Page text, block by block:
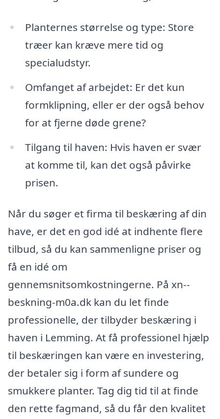
Planternes størrelse og type: Store
træer kan kræve mere tid og
specialudstyr.
Omfanget af arbejdet: Er det kun
formklipning, eller er der også behov
for at fjerne døde grene?
Tilgang til haven: Hvis haven er svær
at komme til, kan det også påvirke
prisen.
Når du søger et firma til beskæring af din
have, er det en god idé at indhente flere
tilbud, så du kan sammenligne priser og
få en idé om
gennemsnitsomkostningerne. På xn--
beskning-m0a.dk kan du let finde
professionelle, der tilbyder beskæring i
haven i Lemming. At få professionel hjælp
til beskæringen kan være en investering,
der betaler sig i form af sundere og
smukkere planter. Tag dig tid til at finde
den rette fagmand, så du får den kvalitet